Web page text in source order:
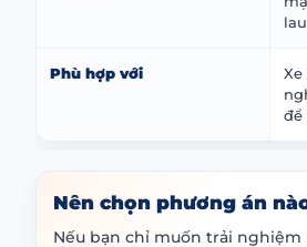
Phù hợp với
Xe
để
Nên chọn phương án
Nếu bạn chỉ muốn trải nghiệm